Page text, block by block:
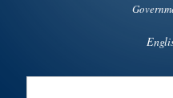
Search